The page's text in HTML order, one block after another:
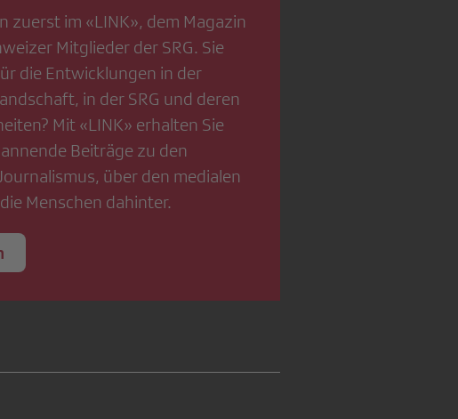
zuerst im «LINK», dem Magazin
Mitglieder der SRG. Sie
die Entwicklungen in der
in der SRG und deren
Mit «LINK» erhalten Sie
Beiträge zu den
über den medialen
Menschen dahinter.